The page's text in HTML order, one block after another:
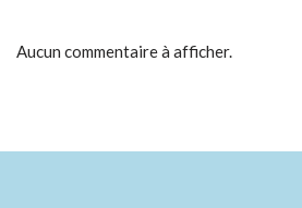
Aucun commentaire à afficher.